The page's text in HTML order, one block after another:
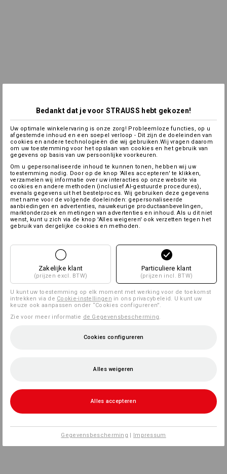
Bedankt dat je voor STRAUSS hebt gekozen!
Uw optimale winkelervaring is onze zorg! Probleemloze functies, op u
afgestemde inhoud en een soepel verloop - Dit zijn de doeleinden van
cookies en andere technologieën die wij gebruiken.Wij vragen daarom
om uw toestemming voor het opslaan van cookies en het gebruik van
gegevens op basis van uw persoonlijke voorkeuren.
Om u gepersonaliseerde inhoud te kunnen tonen, hebben wij uw
toestemming nodig. Door op de knop 'Alles accepteren' te klikken,
verzamelen wij informatie over uw interacties op onze website via
cookies en andere methoden (inclusief AI-gestuurde procedures),
evenals gegevens uit het bestelproces. Wij gebruiken deze gegevens
met name voor de volgende doeleinden: gepersonaliseerde
aanbiedingen en advertenties, nauwkeurige productaanbevelingen,
marktonderzoek en metingen van advertenties en inhoud. Als u dit niet
wenst, kunt u zich via de knop 'Alles weigeren' ook verzetten tegen het
gebruik van dergelijke cookies en methoden.
Zakelijke klant
(prijzen excl. BTW)
Particuliere klant
(prijzen incl. BTW)
U kunt uw toestemming op elk moment met werking voor de toekomst
intrekken via de Cookie-instellingen in ons privacybeleid. U kunt uw
keuze ook aanpassen onder “Cookies configureren”.
Zie voor meer informatie de Gegevensbescherming
Cookies configureren
Alles weigeren
Alles accepteren
Gegevensbescherming | Impressum